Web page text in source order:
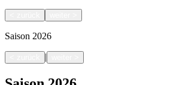
Saison 2026
|